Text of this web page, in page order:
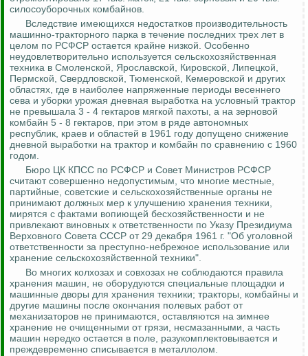
силосоуборочных комбайнов.
Вследствие имеющихся недостатков производительность
машинно-тракторного парка в течение последних трех лет в
целом по РСФСР остается крайне низкой. Особенно
неудовлетворительно используется сельскохозяйственная
техника в Смоленской, Ярославской, Кировской, Липецкой,
Пермской, Свердловской, Тюменской, Кемеровской и других
областях, где в наиболее напряженные периоды весеннего
сева и уборки урожая дневная выработка на условный трактор
не превышала 3 - 4 гектаров мягкой пахоты, а на зерновой
комбайн 5 - 8 гектаров, при этом в ряде автономных
республик, краев и областей в 1961 году допущено снижение
дневной выработки на трактор и комбайн по сравнению с 1960
годом.
Бюро ЦК КПСС по РСФСР и Совет Министров РСФСР
считают совершенно недопустимым, что многие местные,
партийные, советские и сельскохозяйственные органы не
принимают должных мер к улучшению хранения техники,
мирятся с фактами вопиющей бесхозяйственности и не
привлекают виновных к ответственности по Указу Президиума
Верховного Совета СССР от 29 декабря 1961 г. "Об уголовной
ответственности за преступно-небрежное использование или
хранение сельскохозяйственной техники".
Во многих колхозах и совхозах не соблюдаются правила
хранения машин, не оборудуются специальные площадки и
машинные дворы для хранения техники; тракторы, комбайны и
другие машины после окончания полевых работ от
механизаторов не принимаются, оставляются на зимнее
хранение не очищенными от грязи, несмазанными, а часть
машин нередко остается в поле, разукомплектовывается и
преждевременно списывается в металлолом.